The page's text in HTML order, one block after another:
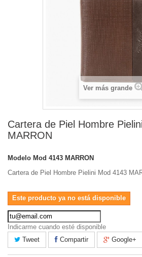
Ver más grande
Cartera de Piel Hombre
MARRON
Modelo Mod 4143 MARRON
Cartera de Piel Hombre Pielini Mod 4143
Este producto ya no está disponible
Indicarme cuando esté disponible
Tweet
Compartir Google+